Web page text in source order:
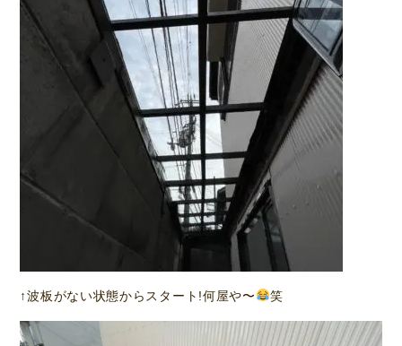
↑波板がない状態からスタート!何屋や〜 笑